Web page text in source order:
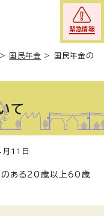
緊急情報
> 国民年金 >
国民年金の
て
11日
のある20歳以上60歳